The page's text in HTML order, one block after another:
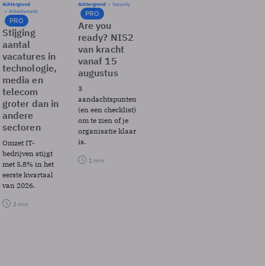
Achtergrond
Arbeidsmarkt
PRO
Stijging
aantal
vacatures in
technologie,
media en
telecom
groter dan in
andere
sectoren
Omzet IT-
bedrijven stijgt
met 5,8% in het
eerste kwartaal
van 2026.
2 min
Achtergrond Security
PRO
Are you
ready? NIS2
van kracht
vanaf 15
augustus
3
aandachtspunten
(en een checklist)
om te zien of je
organisatie klaar
is.
1 min